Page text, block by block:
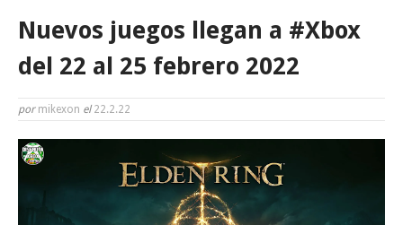
Nuevos juegos llegan a #Xbox
del 22 al 25 febrero 2022
por mikexon el22.2.22